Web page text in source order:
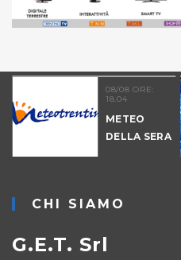
08/08 ORE:
18.04
METEO
DELLA SERA
CHI SIAMO
G.E.T. Srl